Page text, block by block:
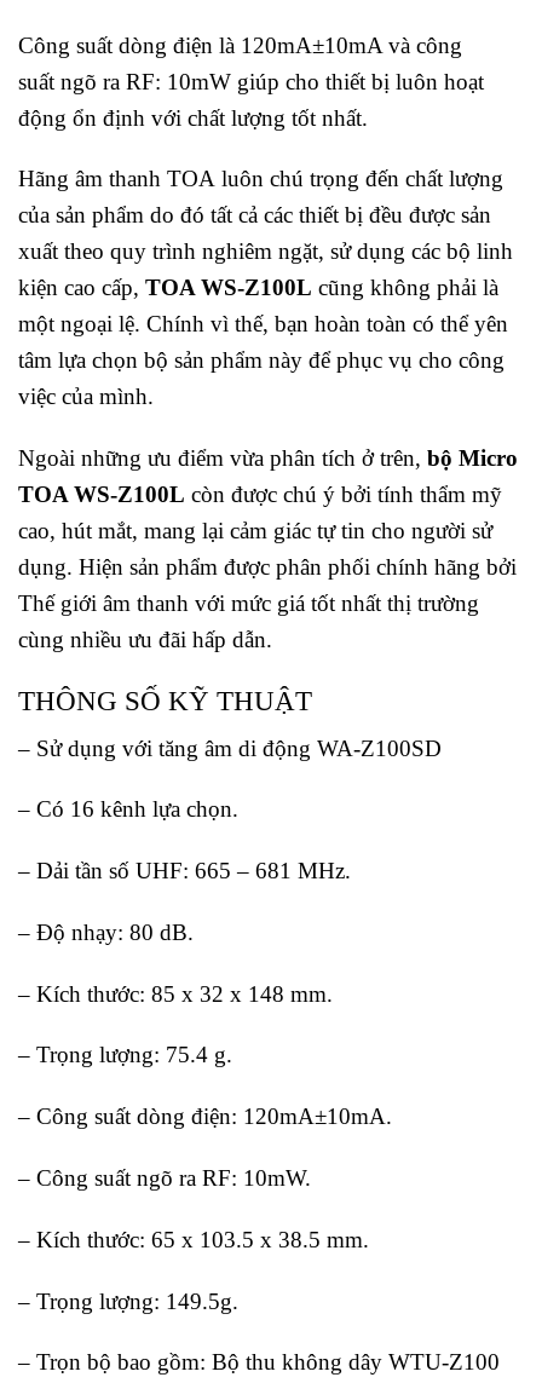
Công suất dòng điện là 120mA±10mA và công
suất ngõ ra RF: 10mW giúp cho thiết bị luôn hoạt
động ổn định với chất lượng tốt nhất.
Hãng âm thanh TOA luôn chú trọng đến chất lượng
của sản phẩm do đó tất cả các thiết bị đều được sản
xuất theo quy trình nghiêm ngặt, sử dụng các bộ linh
kiện cao cấp, TOA WS-Z100L cũng không phải là
một ngoại lệ. Chính vì thế, bạn hoàn toàn có thể yên
tâm lựa chọn bộ sản phẩm này để phục vụ cho công
việc của mình.
Ngoài những ưu điểm vừa phân tích ở trên, bộ Micro
TOA WS-Z100L còn được chú ý bởi tính thẩm mỹ
cao, hút mắt, mang lại cảm giác tự tin cho người sử
dụng. Hiện sản phẩm được phân phối chính hãng bởi
Thế giới âm thanh với mức giá tốt nhất thị trường
cùng nhiều ưu đãi hấp dẫn.
THÔNG SỐ KỸ THUẬT
– Sử dụng với tăng âm di động WA-Z100SD
– Có 16 kênh lựa chọn.
– Dải tần số UHF: 665 – 681 MHz.
– Độ nhạy: 80 dB.
– Kích thước: 85 x 32 x 148 mm.
– Trọng lượng: 75.4 g.
– Công suất dòng điện: 120mA±10mA.
– Công suất ngõ ra RF: 10mW.
– Kích thước: 65 x 103.5 x 38.5 mm.
– Trọng lượng: 149.5g.
– Trọn bộ bao gồm: Bộ thu không dây WTU-Z100